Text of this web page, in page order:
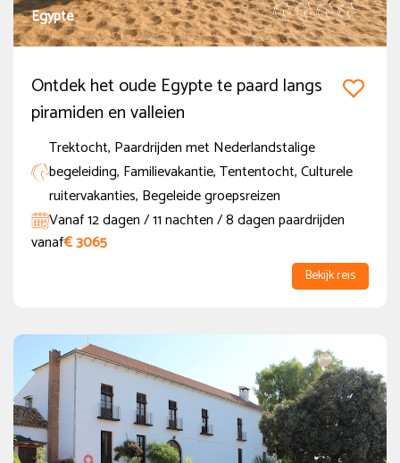
Egypte
Ontdek het oude Egypte te paard langs
piramiden en valleien
Trektocht, Paardrijden met Nederlandstalige
begeleiding, Familievakantie, Tententocht, Culturele
ruitervakanties, Begeleide groepsreizen
Vanaf 12 dagen / 11 nachten / 8 dagen paardrijden
vanaf€ 3065
Bekijk reis